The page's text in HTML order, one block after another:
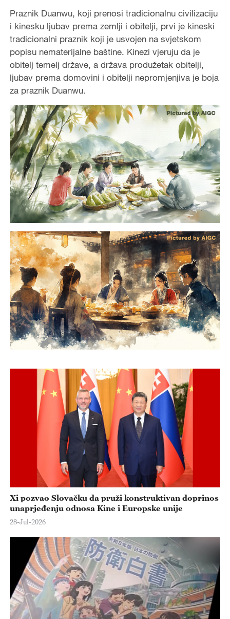
Praznik Duanwu, koji prenosi tradicionalnu civilizaciju
i kinesku ljubav prema zemlji i obitelji, prvi je kineski
tradicionalni praznik koji je usvojen na svjetskom
popisu nematerijalne baštine. Kinezi vjeruju da je
obitelj temelj države, a država produžetak obitelji,
ljubav prema domovini i obitelji nepromjenjiva je boja
za praznik Duanwu.
Xi pozvao Slovačku da pruži konstruktivan doprinos
unaprjeđenju odnosa Kine i Europske unije
28-Jul-2026